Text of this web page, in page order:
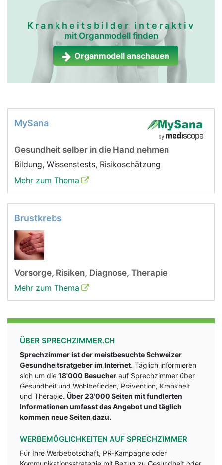
Krankheitsbilder interaktiv
mit Organmodell finden
Organmodell anschauen
MySana
Gesundheit selber in die Hand nehmen
Bildung, Wissenstests, Risikoschätzung
Mehr zum Thema
Brustkrebs
Vorsorge, Risiken, Diagnose, Therapie
Mehr zum Thema
ÜBER SPRECHZIMMER.CH
Sprechzimmer ist der meistbesuchte Schweizer
Gesundheitsratgeber im Internet. Täglich informieren
sich um die 18'000 Besucher auf Sprechzimmer über
Gesundheit und Wohlbefinden, Prävention, Krankheit
und Therapie. Über 23'000 Seiten mit fundlerten
Informationen umfasst das Angebot und täglich
kommen neue Seiten dazu.
WERBEMÖGLICHKEITEN AUF SPRECHZIMMER
Für Ihre Werbebotschaft, PR-Kampagne oder